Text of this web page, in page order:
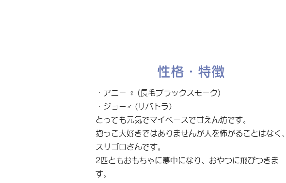
性格・特徴
・アニー ♀ (長毛ブラックスモーク)
・ジョー♂ (サバトラ）
とっても元気でマイペースで甘えん坊です。
抱っこ大好きではありませんが人を怖がることはなく、
スリゴロさんです。
2匹ともおもちゃに夢中になり、おやつに飛びつきま
す。